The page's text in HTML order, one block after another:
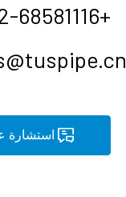
+86-22-68581116
استشارة